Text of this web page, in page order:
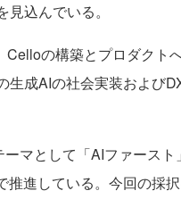
込んでいる。
の構築とプロダクト
生成AIの社会実装および
マとして「AIファース
推進している。今回の採